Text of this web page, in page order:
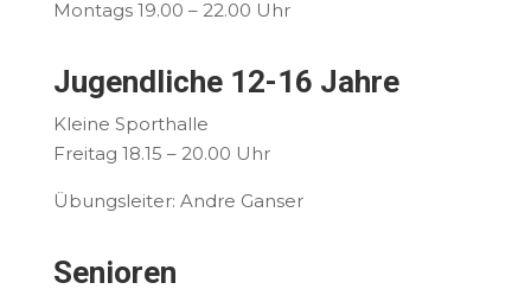
Montags 19.00 – 22.00 Uhr
Jugendliche 12-16 Jahre
Kleine Sporthalle
Freitag 18.15 – 20.00 Uhr
Übungsleiter: Andre Ganser
Senioren